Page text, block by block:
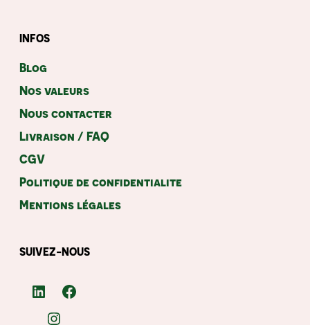
INFOS
Blog
Nos valeurs
Nous contacter
Livraison / FAQ
CGV
Politique de confidentialite
Mentions légales
SUIVEZ-NOUS
LinkedIn